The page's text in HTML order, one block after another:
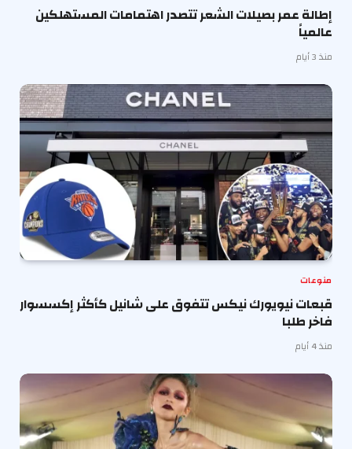
إطالة عمر بصيلات الشعر تتصدر اهتمامات المستهلكين
عالمياً
منذ 3 أيام
منوعات
قبعات نيويورك نيكس تتفوق على شانيل كأكثر إكسسوار
فاخر طلبا
منذ 4 أيام